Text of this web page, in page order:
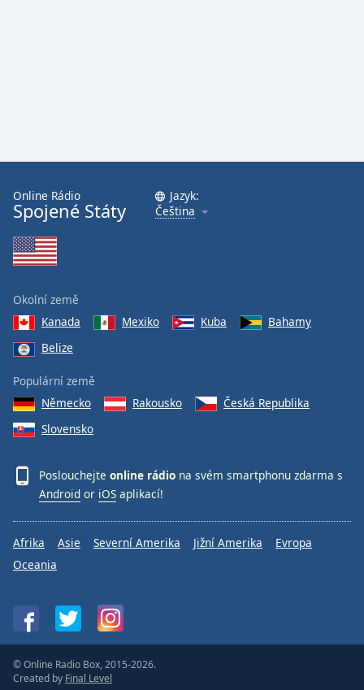
Online Rádio
Spojené Státy
Jazyk:
Čeština
Okolní země
Kanada
Mexiko Kuba
Bahamy
Belize
Populární země
Německo
Rakousko
Česká Republika
Slovensko
Poslouchejte online rádio na svém smartphonu zdarma s
Android or iOS aplikací!
Afrika Asie Severní Amerika Jižní Amerika
Evropa
Oceania
© Online Radio Box, 2015-2026.
Created by Final Level